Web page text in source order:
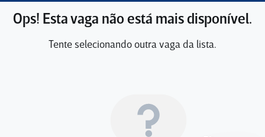
Ops! Esta vaga não está mais disponível.
Tente selecionando outra vaga da lista.